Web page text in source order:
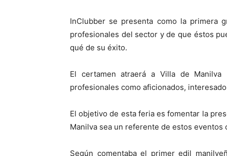
InClubber se presenta como la primera
profesionales del sector y de que éstos
qué de su éxito.
El certamen atraerá a Villa de
profesionales como aficionados,
El objetivo de esta feria es fomentar la
Manilva sea un referente de estos
Según comentaba el primer edil